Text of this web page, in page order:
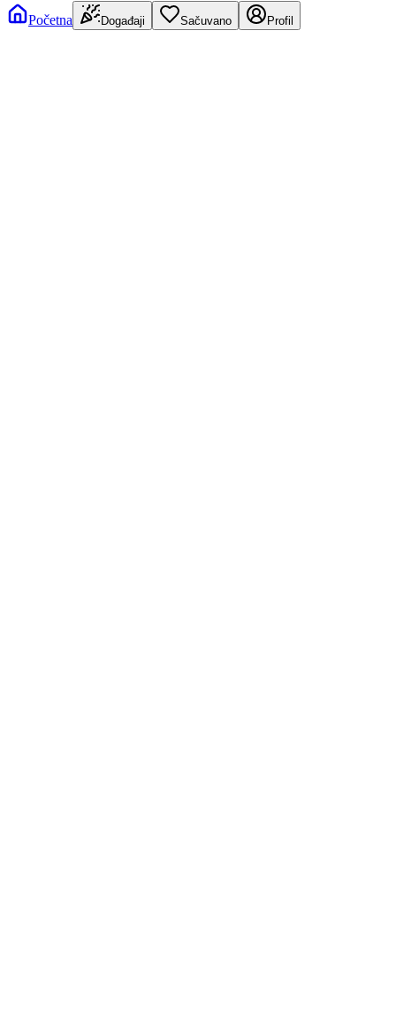
Početna Događaji Sačuvano Profil